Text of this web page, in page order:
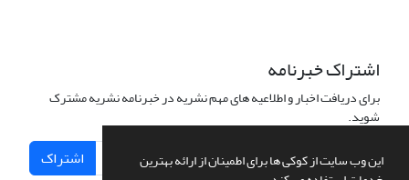
این وب سایت از کوکی ها برای اطمینان از ارائه بهترین
اشتراک خبرنامه
برای دریافت اخبار و اطلاعیه های مهم نشریه در خبرنامه نشریه مشترک
شوید.
اشتراک